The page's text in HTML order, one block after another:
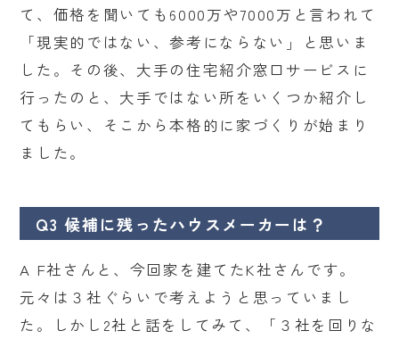
て、価格を聞いても6000万や7000万と言われて
「現実的ではない、参考にならない」と思いま
した。その後、大手の住宅紹介窓口サービスに
行ったのと、大手ではない所をいくつか紹介し
てもらい、そこから本格的に家づくりが始まり
ました。
Q3 候補に残ったハウスメーカーは？
A F社さんと、今回家を建てたK社さんです。
元々は３社ぐらいで考えようと思っていまし
た。しかし2社と話をしてみて、「３社を回りな